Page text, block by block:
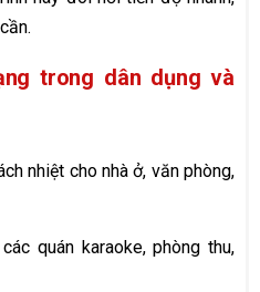
trong dân dụng và
nhiệt cho nhà ở, văn phòng,
quán karaoke, phòng thu,